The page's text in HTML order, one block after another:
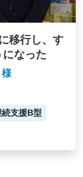
移行し、す
なった
様
支援B型